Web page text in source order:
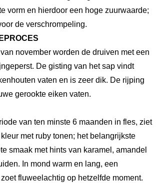
vorm en hierdoor een hoge zuurwaarde;
de verschrompeling.
november worden de druiven met een
De gisting van het sap vindt
vaten en is zeer dik. De rijping
gerookte eiken vaten.
van ten minste 6 maanden in fles, ziet
met ruby tonen; het belangrijkste
smaak met hints van karamel, amandel
In mond warm en lang, een
fluweelachtig op hetzelfde moment.